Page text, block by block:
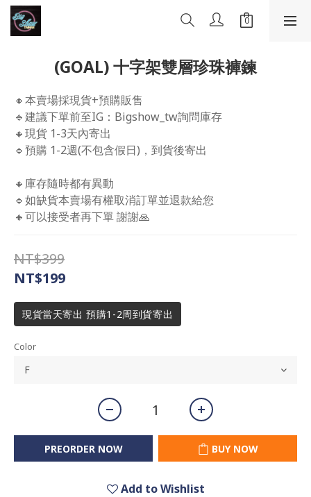
(GOAL) 十字架雙層珍珠褲鍊
🔸本賣場採現貨+預購販售
🔹建議下單前至IG：Bigshow_tw詢問庫存
🔸現貨 1-3天內寄出
🔹預購 1-2週(不包含假日)，到貨後寄出
🔸庫存隨時都有異動
🔹如缺貨本賣場有權取消訂單並退款給您
🔸可以接受者再下單 謝謝🙏
NT$399
NT$199
現貨當天寄出 預購1-2周到貨寄出
Color
PREORDER NOW BUY NOW
Add to Wishlist